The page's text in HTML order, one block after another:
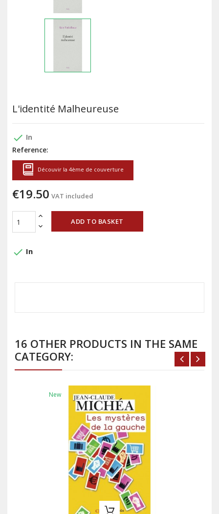
L'identité Malheureuse
done In
Reference:
Découvir la 4ème de couverture
€19.50 VAT included
ADD TO BASKET
done In
16 OTHER PRODUCTS IN THE SAME
CATEGORY:
New